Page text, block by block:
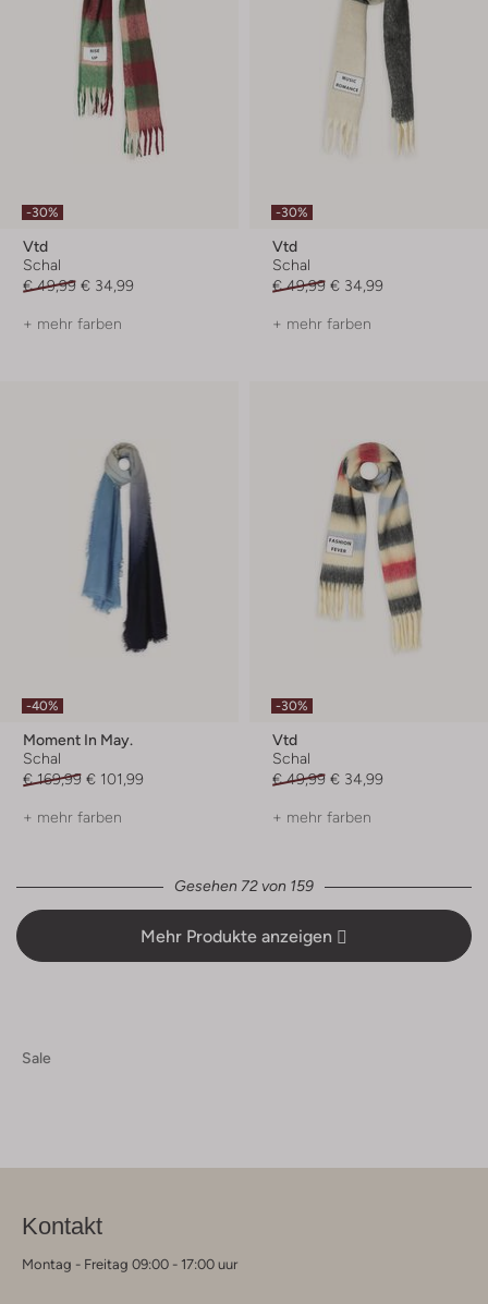
-30%
Vtd
Schal
€ 49,99 € 34,99
+ mehr farben
-30%
Vtd
Schal
€ 49,99 € 34,99
+ mehr farben
-40%
Moment In May.
Schal
€ 169,99 € 101,99
+ mehr farben
-30%
Vtd
Schal
€ 49,99 € 34,99
+ mehr farben
Gesehen 72 von 159
Mehr Produkte anzeigen
Sale
Kontakt
Montag - Freitag 09:00 - 17:00 uur